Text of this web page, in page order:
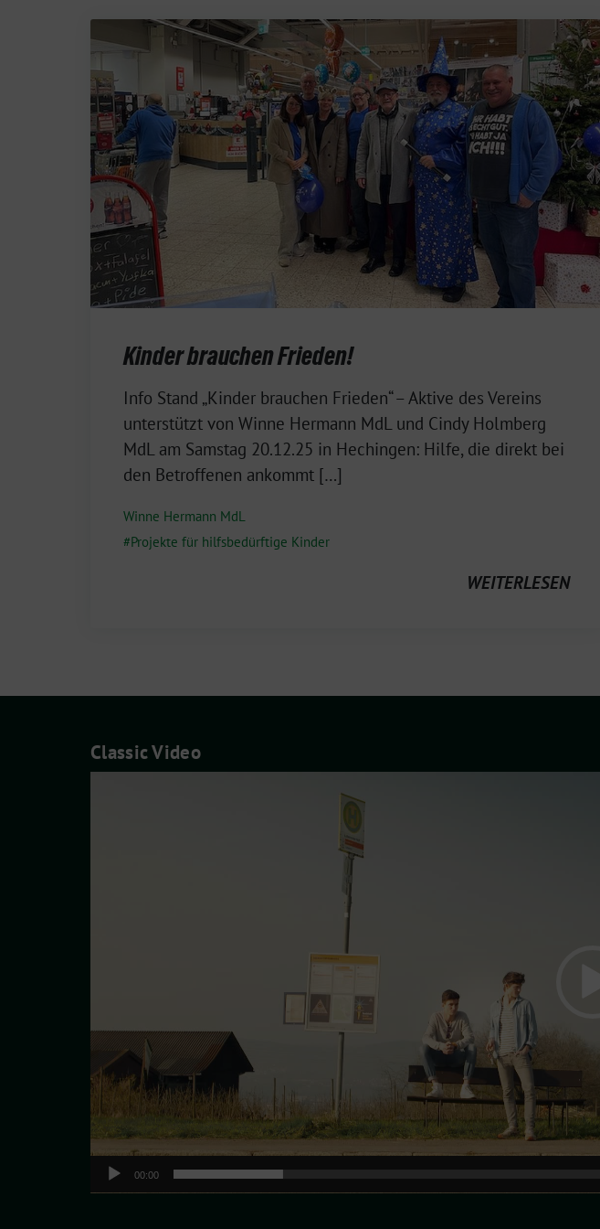
Kinder brauchen Frieden!
22.
Dezember
2025
Info Stand „Kinder brauchen Frieden“ – Aktive des Vereins
unterstützt von Winne Hermann MdL und Cindy Holmberg
MdL am Samstag 20.12.25 in Hechingen: Hilfe, die direkt bei
den Betroffenen ankommt […]
Winne Hermann MdL
Projekte für hilfsbedürftige Kinder
WEITERLESEN
Classic Video
00:00